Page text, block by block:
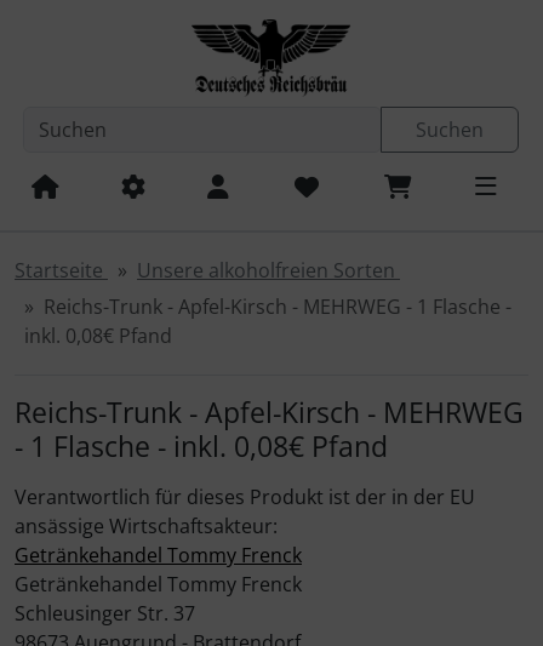
Sprungnavigation
Springe zum Inhalt Springe zur Navigation
Suchen
Startseite
Unsere alkoholfreien Sorten
Reichs-Trunk - Apfel-Kirsch - MEHRWEG - 1 Flasche -
inkl. 0,08€ Pfand
Reichs-Trunk - Apfel-Kirsch - MEHRWEG
- 1 Flasche - inkl. 0,08€ Pfand
Verantwortlich für dieses Produkt ist der in der EU
ansässige Wirtschaftsakteur:
Getränkehandel Tommy Frenck
Getränkehandel Tommy Frenck
Schleusinger Str. 37